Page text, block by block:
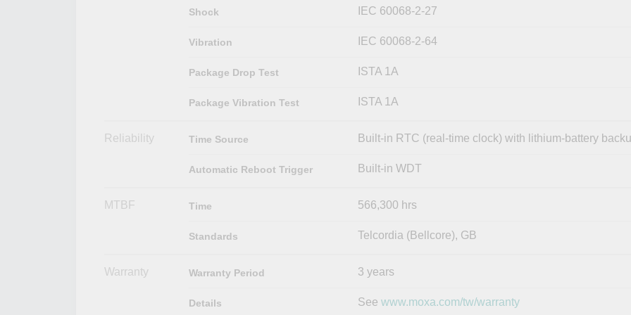
Shock IEC 60068-2-27
Vibration IEC 60068-2-64
Package Drop Test ISTA 1A
Package Vibration Test ISTA 1A
Reliability Time Source Built-in RTC (real-time clock) with lithium-battery
Automatic Reboot Trigger Built-in WDT
MTBF Time 566,300 hrs
Standards Telcordia (Bellcore), GB
Warranty Warranty Period 3 years
Details See www.moxa.com/tw/warranty